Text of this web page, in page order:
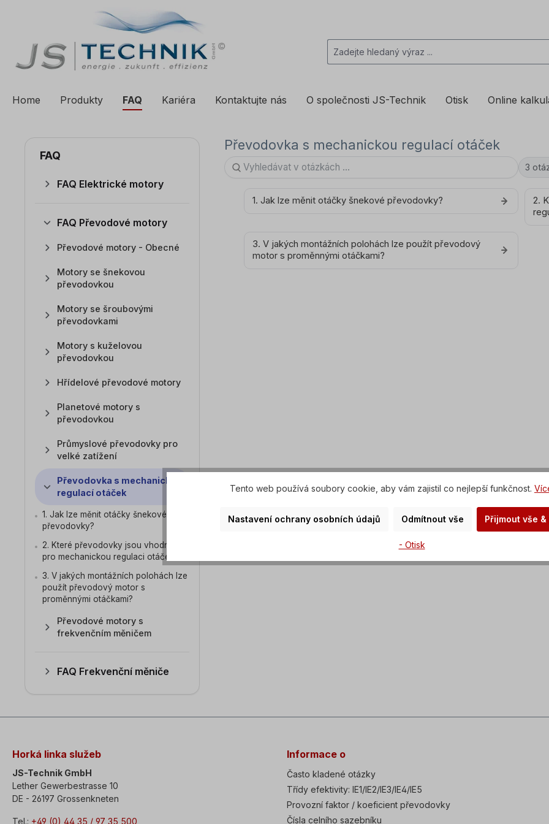
Přeskočit na hlavní navigaci
Home Produkty FAQ Kariéra Kontaktujte nás O společnosti JS-Technik Otisk Online
FAQ
FAQ Elektrické motory
FAQ Převodové motory
Převodové motory - Obecné
Motory se šnekovou
převodovkou
Motory se šroubovými
převodovkami
Motory s kuželovou
převodovkou
Hřídelové převodové motory
Planetové motory s
převodovkou
Průmyslové převodovky pro
velké zatížení
Převodovka s mechanickou
regulací otáček
1. Jak lze měnit otáčky šnekové
převodovky?
2. Které převodovky jsou vhodné
pro mechanickou regulaci otáček?
3. V jakých montážních polohách lze
použít převodový motor s
proměnnými otáčkami?
Převodové motory s
frekvenčním měničem
FAQ Frekvenční měniče
Převodovka s mechanickou regulací otáček
3
1. Jak lze měnit otáčky šnekové převodovky?
2.
3. V jakých montážních polohách lze použít převodový
motor s proměnnými otáčkami?
Horká linka služeb
JS-Technik GmbH
Lether Gewerbestrasse 10
DE - 26197 Grossenkneten
Tel.: +49 (0) 44 35 / 97 35 500
Informace o
Často kladené otázky
Třídy efektivity: IE1/IE2/IE3/IE4/IE5
Provozní faktor / koeficient převodovky
Čísla celního sazebníku
Tento web používá soubory cookie, aby vám zajistil co nejlepší funkčnost.
Nastavení ochrany osobních údajů Odmítnout vše Přijmout vše
- Otisk